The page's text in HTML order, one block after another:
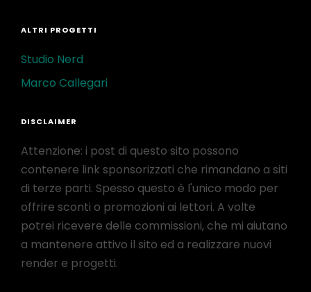
ALTRI PROGETTI
Studio Nerd
Marco Callegari
DISCLAIMER
Attenzione: i post di questo sito possono
contenere link sponsorizzati che rimandano a siti
di terze parti. Spesso questo è l'unico modo per
offrire sconti o promozioni ai lettori. A volte
potrei ricevere delle commissioni, che mi aiutano
a mantenere attivo il sito ed a realizzare nuovi
render e progetti.